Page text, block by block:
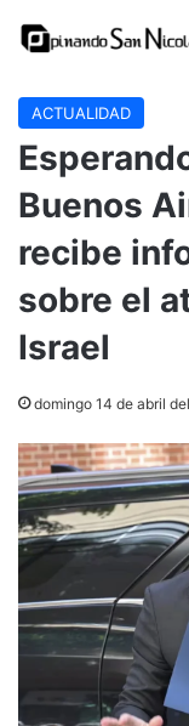
ACTUALIDAD
Buenos
recibe
sobre el
Israel
domingo 14 de abril